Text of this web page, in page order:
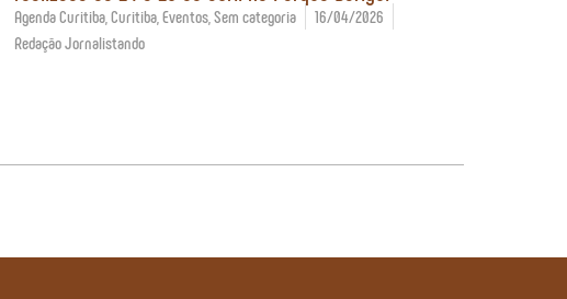
Agenda Curitiba, Curitiba, Eventos, Sem categoria
16/04/2026
Redação Jornalistando